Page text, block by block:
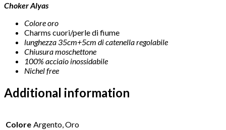
Choker Alyas
Colore oro
Charms cuori/perle di fiume
lunghezza 35cm+5cm di catenella regolabile
Chiusura moschettone
100% acciaio inossidabile
Nichel free
Additional information
Colore Argento, Oro